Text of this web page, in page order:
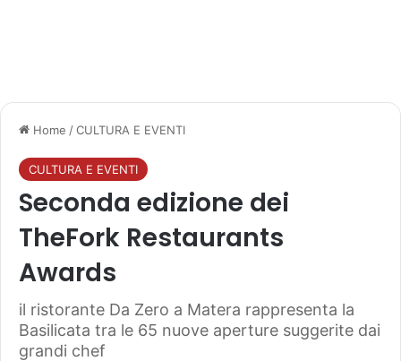
Home /CULTURA E EVENTI
CULTURA E EVENTI
Seconda edizione dei
TheFork Restaurants
Awards
il ristorante Da Zero a Matera rappresenta la
Basilicata tra le 65 nuove aperture suggerite dai
grandi chef